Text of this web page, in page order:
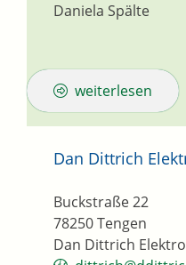
Daniela Spälte
weiterlesen
Dan Dittrich
Dan Dittrich
Buckstraße 22
78250Tengen